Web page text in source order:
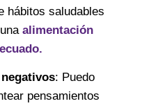
hábitos saludables
alimentación
: Puedo
pensamientos